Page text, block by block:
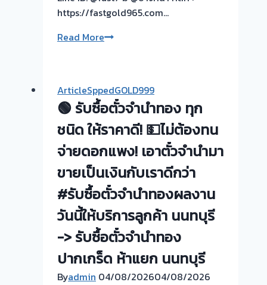
งาน
วัน
นี➡️รับ
ทอง
รังสิต
ตลาด
สี่
มุม
เมือง
🇹🇭
รับ
ซื้อ
ตั๋ว
จำนำ
ทอง
ยินดี
https://fastgold965.com…
Read Moreรับ
ทอง
|
ย่าน
–
ผล
งาน
วัน
นี้
ครับ
!
เรา
รับ
ArticleSppedGOLD999
🟢 รับซื้อตั๋วจำนำทอง ทุก
ชนิด ให้ราคาดี! 💵ไม่ต้องทน
จ่ายดอกแพง! เอาตั๋วจำนำมา
ขายเป็นเงินกับเราดีกว่า
#รับซื้อตั๋วจำนำทองผลงาน
วันนี้ให้บริการลูกค้า นนทบุรี
-> รับซื้อตั๋วจำนำทอง
ปากเกร็ด ห้าแยก นนทบุรี
Byadmin 04/08/202604/08/2026